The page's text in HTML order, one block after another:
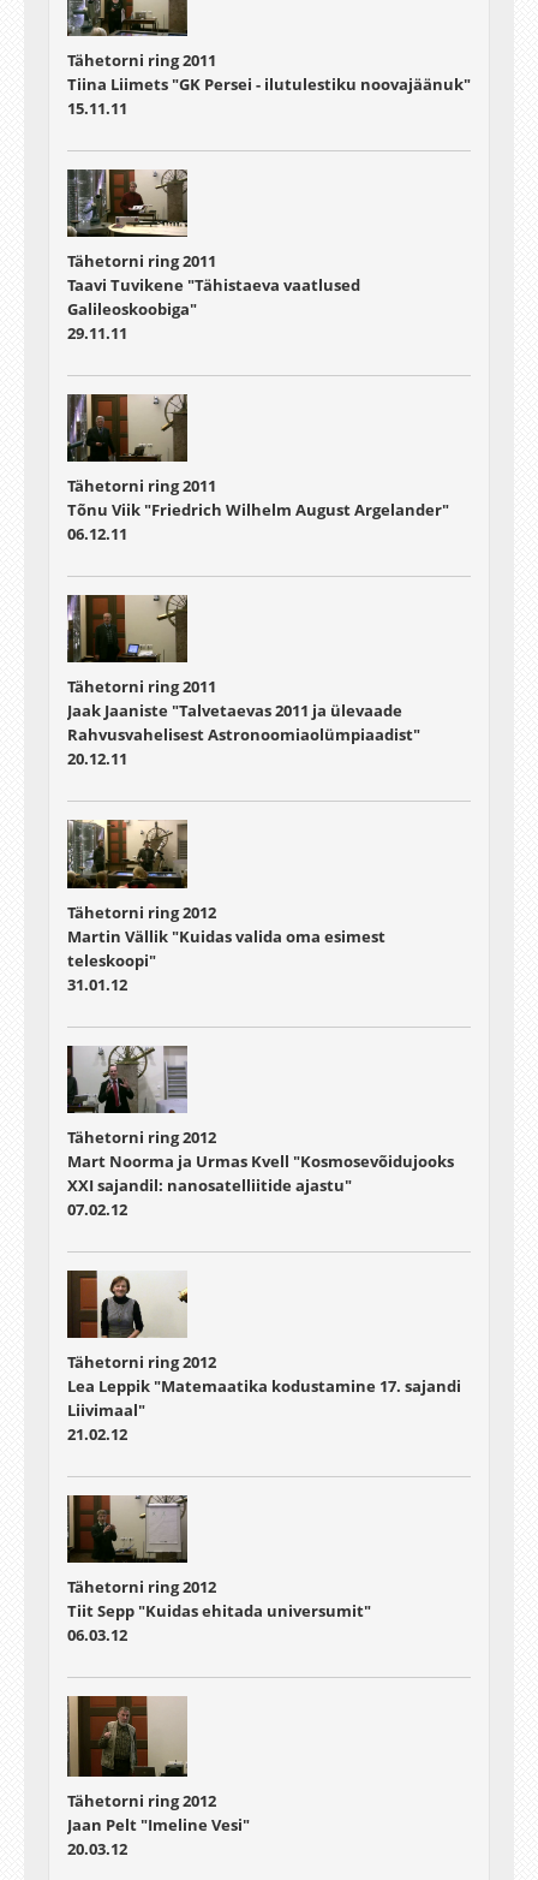
Tähetorni ring 2011
Tiina Liimets "GK Persei - ilutulestiku noovajäänuk"
15.11.11
Tähetorni ring 2011
Taavi Tuvikene "Tähistaeva vaatlused
Galileoskoobiga"
29.11.11
Tähetorni ring 2011
Tõnu Viik "Friedrich Wilhelm August Argelander"
06.12.11
Tähetorni ring 2011
Jaak Jaaniste "Talvetaevas 2011 ja ülevaade
Rahvusvahelisest Astronoomiaolümpiaadist"
20.12.11
Tähetorni ring 2012
Martin Vällik "Kuidas valida oma esimest
teleskoopi"
31.01.12
Tähetorni ring 2012
Mart Noorma ja Urmas Kvell "Kosmosevõidujooks
XXI sajandil: nanosatelliitide ajastu"
07.02.12
Tähetorni ring 2012
Lea Leppik "Matemaatika kodustamine 17. sajandi
Liivimaal"
21.02.12
Tähetorni ring 2012
Tiit Sepp "Kuidas ehitada universumit"
06.03.12
Tähetorni ring 2012
Jaan Pelt "Imeline Vesi"
20.03.12